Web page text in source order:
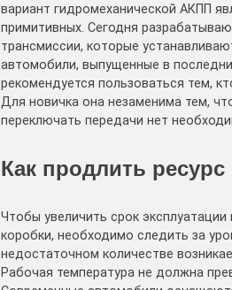
вариант гидромеханической АКПП
примитивных. Сегодня
трансмиссии, которые
автомобили, выпущенные в
рекомендуется пользоваться тем,
Для новичка она незаменима тем,
переключать передачи нет
Как продлить ресурс
Чтобы увеличить срок эксплуатации
коробки, необходимо следить за
недостаточном количестве
Рабочая температура не должна